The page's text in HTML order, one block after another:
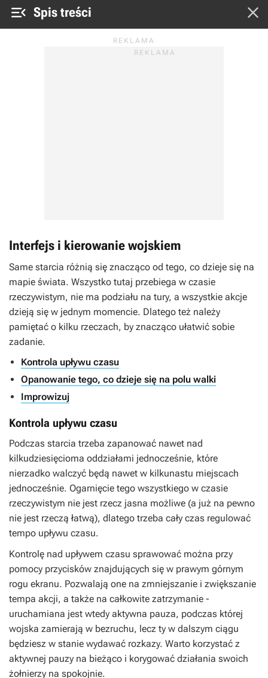
 Spis treści 
Interfejs i kierowanie wojskiem
Same starcia różnią się znacząco od tego, co dzieje się na
mapie świata. Wszystko tutaj przebiega w czasie
rzeczywistym, nie ma podziału na tury, a wszystkie akcje
dzieją się w jednym momencie. Dlatego też należy
pamiętać o kilku rzeczach, by znacząco ułatwić sobie
zadanie.
Kontrola upływu czasu
Opanowanie tego, co dzieje się na polu walki
Improwizuj
Kontrola upływu czasu
Podczas starcia trzeba zapanować nawet nad
kilkudziesięcioma oddziałami jednocześnie, które
nierzadko walczyć będą nawet w kilkunastu miejscach
jednocześnie. Ogarnięcie tego wszystkiego w czasie
rzeczywistym nie jest rzecz jasna możliwe (a już na pewno
nie jest rzeczą łatwą), dlatego trzeba cały czas regulować
tempo upływu czasu.
Kontrolę nad upływem czasu sprawować można przy
pomocy przycisków znajdujących się w prawym górnym
rogu ekranu. Pozwalają one na zmniejszanie i zwiększanie
tempa akcji, a także na całkowite zatrzymanie -
uruchamiana jest wtedy aktywna pauza, podczas której
wojska zamierają w bezruchu, lecz ty w dalszym ciągu
będziesz w stanie wydawać rozkazy. Warto korzystać z
aktywnej pauzy na bieżąco i korygować działania swoich
żołnierzy na spokojnie.